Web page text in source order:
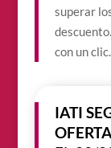
superar
con un clic.
IATI